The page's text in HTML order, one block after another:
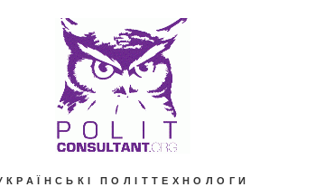
ПОЛІТТЕХНОЛОГИ